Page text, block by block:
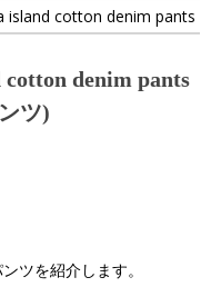
island cotton denim pants
denim pants
ツ)
ツを紹介します。